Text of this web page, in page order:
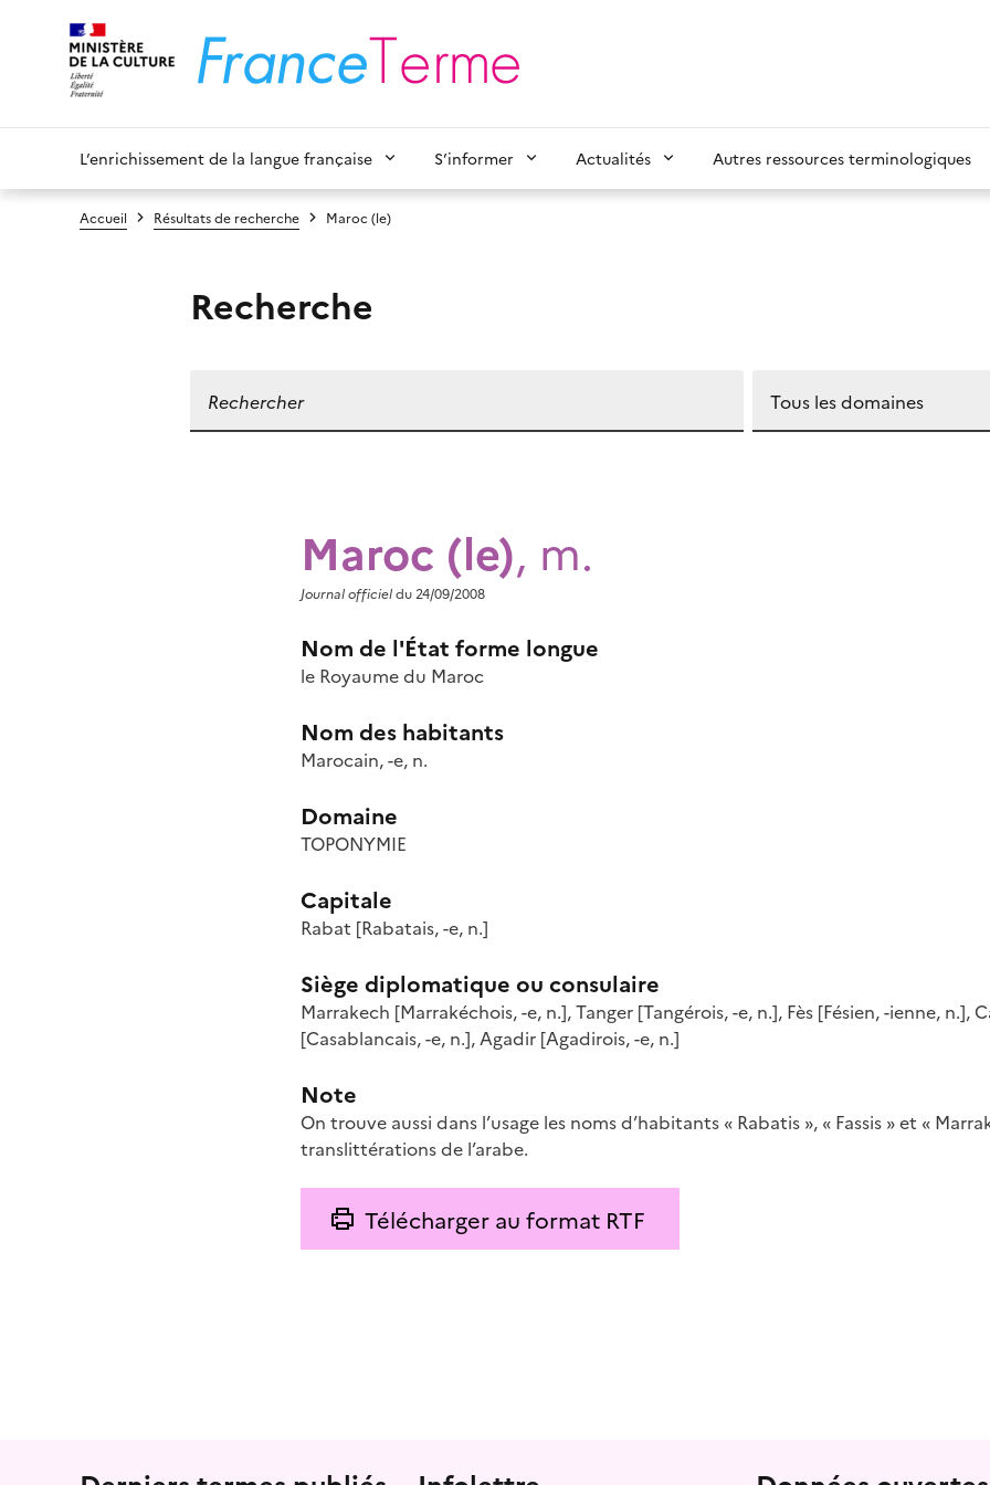
L’enrichissement de la langue française S’informer Actualités Autres ressources terminologiques
Accueil Résultats de recherche Maroc (le)
Recherche
Maroc (le), m.
Journal officieldu 24/09/2008
Nom de l'État forme longue
le Royaume du Maroc
Nom des habitants
Marocain, -e, n.
Domaine
TOPONYMIE
Capitale
Rabat [Rabatais, -e, n.]
Siège diplomatique ou consulaire
Marrakech [Marrakéchois, -e, n.],Tanger [Tangérois, -e, n.], Fès [Fésien, -ienne, n.],
[Casablancais, -e, n.], Agadir [Agadirois, -e, n.]
Note
On trouve aussi dans l’usage les noms d’habitants « Rabatis », « Fassis » et «
translittérations de l’arabe.
Télécharger au format RTF
Menu prefooter